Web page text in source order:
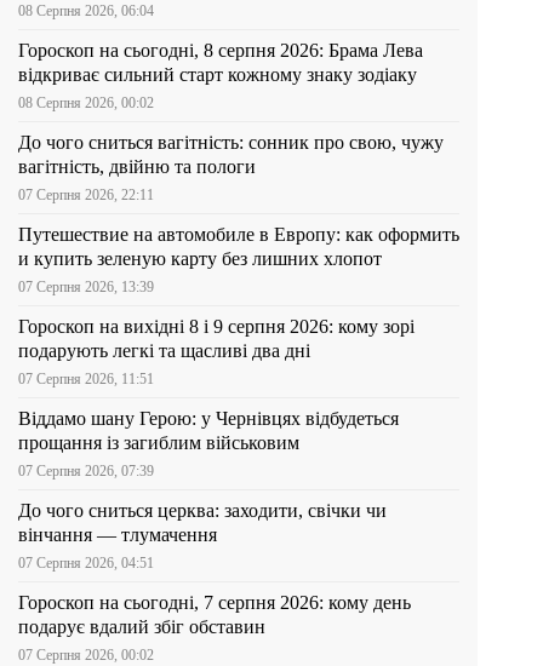
08 Серпня 2026, 06:04
Гороскоп на сьогодні, 8 серпня 2026: Брама Лева
відкриває сильний старт кожному знаку зодіаку
08 Серпня 2026, 00:02
До чого сниться вагітність: сонник про свою, чужу
вагітність, двійню та пологи
07 Серпня 2026, 22:11
Путешествие на автомобиле в Европу: как оформить
и купить зеленую карту без лишних хлопот
07 Серпня 2026, 13:39
Гороскоп на вихідні 8 і 9 серпня 2026: кому зорі
подарують легкі та щасливі два дні
07 Серпня 2026, 11:51
Віддамо шану Герою: у Чернівцях відбудеться
прощання із загиблим військовим
07 Серпня 2026, 07:39
До чого сниться церква: заходити, свічки чи
вінчання — тлумачення
07 Серпня 2026, 04:51
Гороскоп на сьогодні, 7 серпня 2026: кому день
подарує вдалий збіг обставин
07 Серпня 2026, 00:02